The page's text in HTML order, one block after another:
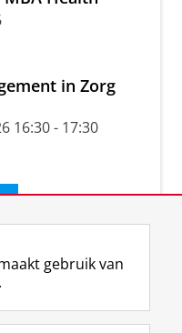
in Zorg
16:30 - 17:30
gebruik van